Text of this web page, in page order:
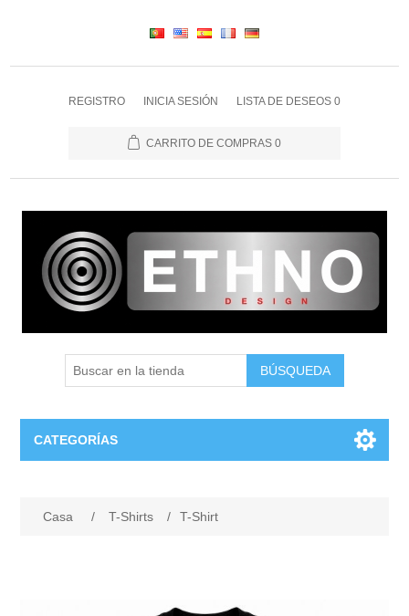
REGISTRO INICIA SESIÓN LISTA DE DESEOS 0
CARRITO DE COMPRAS 0
BÚSQUEDA
CATEGORÍAS
Casa / T-Shirts / T-Shirt